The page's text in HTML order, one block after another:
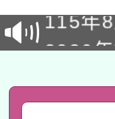
業技術
用水績
動」
115年
桃園
2026
關事宜
轉知教